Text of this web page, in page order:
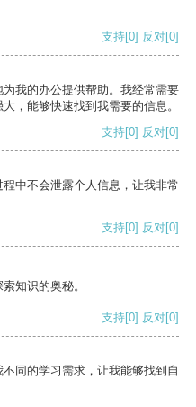
支持[0] 反对[0]
我的办公提供帮助。我经常需要
，能够快速找到我需要的信息。
支持[0] 反对[0]
中不会泄露个人信息，让我非常
支持[0] 反对[0]
知识的奥秘。
支持[0] 反对[0]
同的学习需求，让我能够找到自